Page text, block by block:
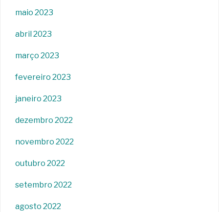
maio 2023
abril 2023
março 2023
fevereiro 2023
janeiro 2023
dezembro 2022
novembro 2022
outubro 2022
setembro 2022
agosto 2022